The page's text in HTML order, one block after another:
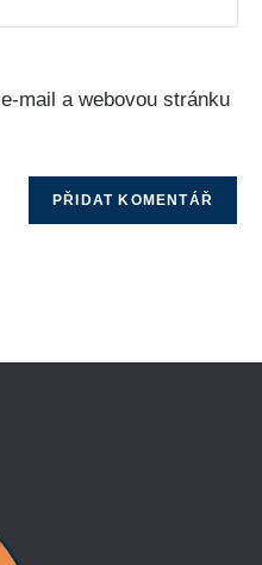
mail a webovou stránku